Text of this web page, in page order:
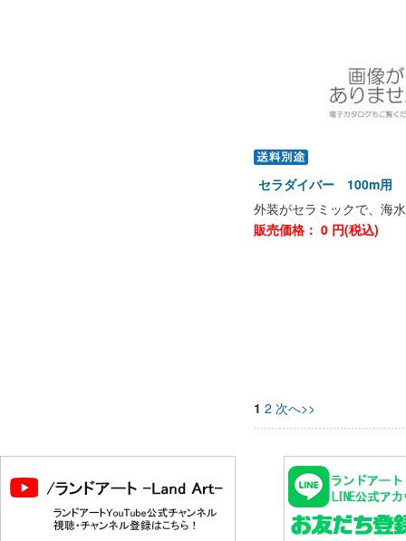
セラダイバー 100m用
外装がセラミックで、海
販売価格： 0 円(税込)
1 2 次へ>>